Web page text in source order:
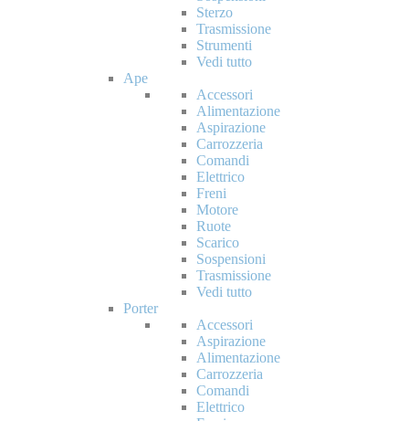
Sterzo
Trasmissione
Strumenti
Vedi tutto
Ape
Accessori
Alimentazione
Aspirazione
Carrozzeria
Comandi
Elettrico
Freni
Motore
Ruote
Scarico
Sospensioni
Trasmissione
Vedi tutto
Porter
Accessori
Aspirazione
Alimentazione
Carrozzeria
Comandi
Elettrico